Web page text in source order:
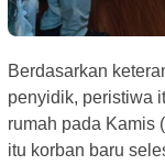
Berdasarkan
penyidik, peristiwa
rumah pada Kamis
itu korban baru